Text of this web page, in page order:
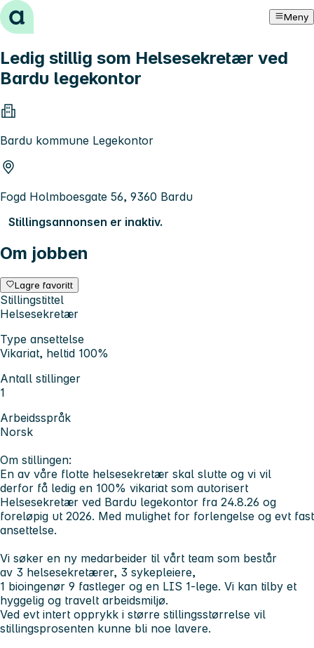
Hopp til innhold Meny
Ledig stillig som Helsesekretær ved
Bardu legekontor
Bardu kommune Legekontor
Fogd Holmboesgate 56, 9360 Bardu
Stillingsannonsen er inaktiv.
Om jobben
Lagre favoritt
Stillingstittel
Helsesekretær
Type ansettelse
Vikariat, heltid 100%
Antall stillinger
1
Arbeidsspråk
Norsk
Om stillingen:
En av våre flotte helsesekretær skal slutte og vi vil
derfor få ledig en 100% vikariat som autorisert
Helsesekretær ved Bardu legekontor fra 24.8.26 og
foreløpig ut 2026. Med mulighet for forlengelse og evt fast
ansettelse.
Vi søker en ny medarbeider til vårt team som består
av 3 helsesekretærer, 3 sykepleiere,
1 bioingenør 9 fastleger og en LIS 1-lege. Vi kan tilby et
hyggelig og travelt arbeidsmiljø.
Ved evt intert opprykk i større stillingsstørrelse vil
stillingsprosenten kunne bli noe lavere.